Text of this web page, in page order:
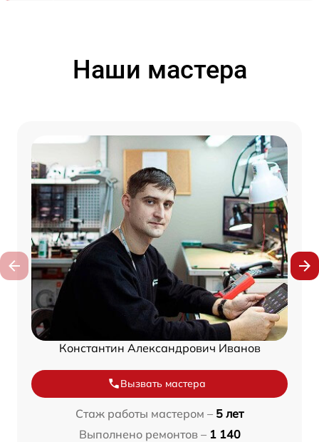
Наши мастера
Константин Александрович Иванов
Вызвать мастера
Стаж работы мастером – 5 лет
Выполнено ремонтов – 1 140